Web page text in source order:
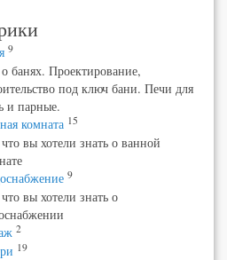
9
банях. Проектирование,
под ключ бани. Печи для
и парные.
комната 15
вы хотели знать о ванной
9
вы хотели знать о
2
19